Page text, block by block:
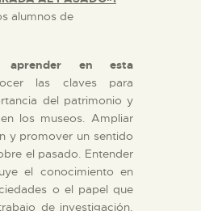
alumnos de
aprender en esta
las claves para
del patrimonio y
los museos. Ampliar
y promover un sentido
el pasado. Entender
el conocimiento en
o el papel que
de investigación.